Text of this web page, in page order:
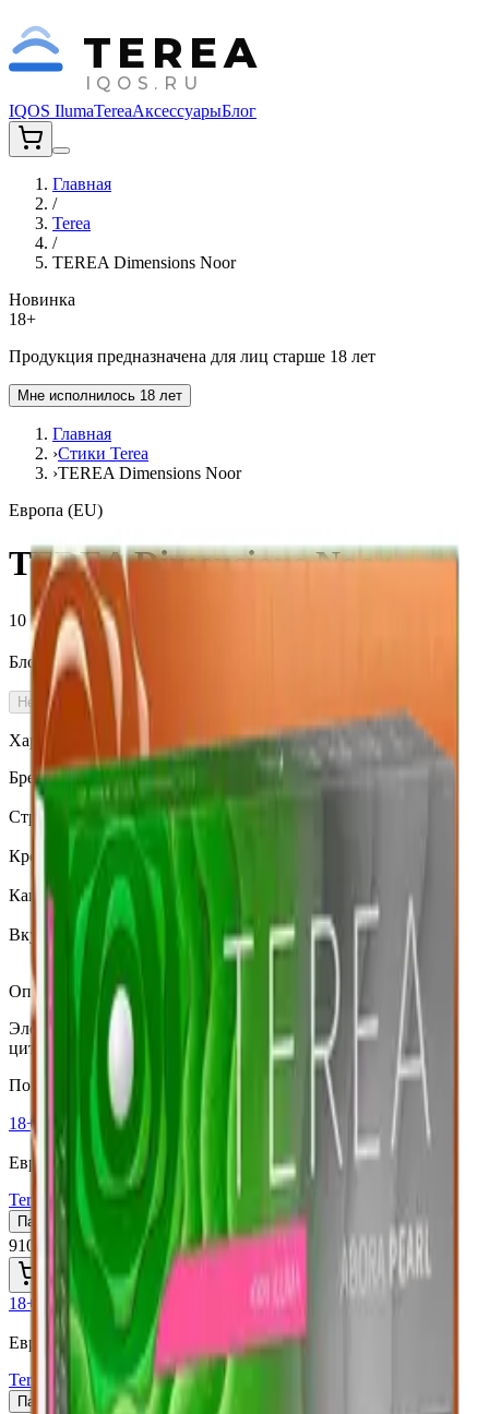
TEREA
IQOS.RU
IQOS IlumaTereaАксессуарыБлог
Главная
/
Terea
/
TEREA Dimensions Noor
Новинка
18+
Продукция предназначена для лиц старше 18 лет
Мне исполнилось 18 лет
Главная
›Стики Terea
›TEREA Dimensions Noor
Европа (EU)
TEREA Dimensions Noor
10 000 ₽
Блок (10 пачек): 1 010 ₽
Нет в наличии
Характеристики
Бренд
Terea
Страна
Европа
Крепость
Средний
Капсула
Нет
Вкусы
Табачный вкус, Фруктовый вкус, Экзотические
Описание
Элегантный табачный бленд с теплым ореховым вкусом и
цитрусовыми нотами. ЕС для Северного Кипра.
Похожие товары
18+ Мне исполнилось 18 лет
Европа (EU)
Terea Green Польша
Пачка Блок×10
910 ₽
В корзину
18+ Мне исполнилось 18 лет
Европа (EU)
Terea Purple Wave (Европа для Сев.Кипра)
Пачка Блок×10